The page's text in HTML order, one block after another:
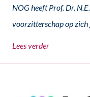
NOG heeft Prof. Dr.
voorzitterschap op zich
Lees verder